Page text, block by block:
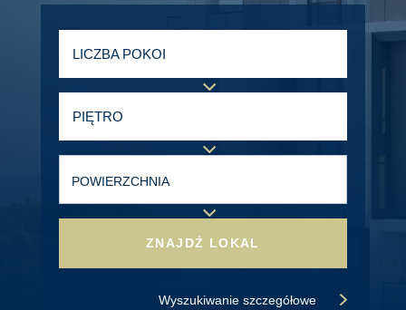
LICZBA POKOI
PIĘTRO
Wyszukiwanie szczegółowe